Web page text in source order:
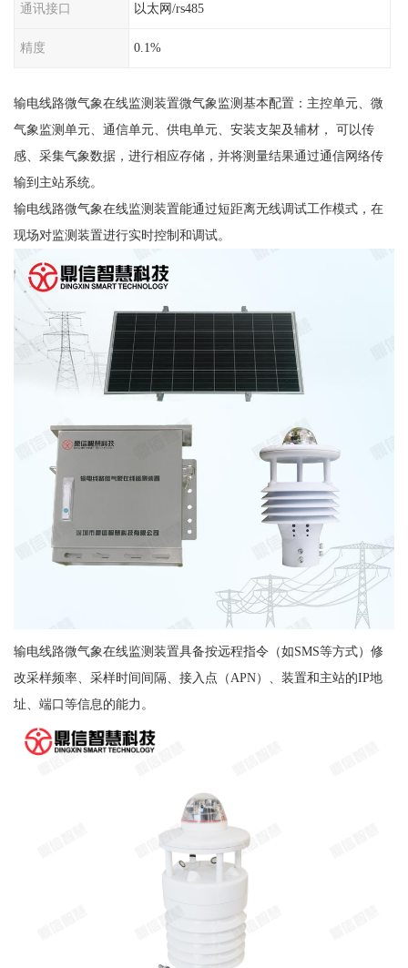
通讯接口 以太网/rs485
精度 0.1%
输电线路微气象在线监测装置微气象监测基本配置：主控单元、微
气象监测单元、通信单元、供电单元、安装支架及辅材， 可以传
感、采集气象数据，进行相应存储，并将测量结果通过通信网络传
输到主站系统。
输电线路微气象在线监测装置能通过短距离无线调试工作模式，在
现场对监测装置进行实时控制和调试。
输电线路微气象在线监测装置具备按远程指令（如SMS等方式）修
改采样频率、采样时间间隔、接入点（APN）、装置和主站的IP地
址、端口等信息的能力。